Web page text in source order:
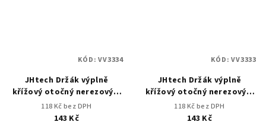
JHtech Držák výplně
křížový otočný nerezový o
průměru 12mm radius,
uzavřený
118 Kč bez DPH
143 Kč
KÓD:VV3334
JHtech Držák výplně
křížový otočný nerezový o
průměru 12mm radius.
otevřený
118 Kč bez DPH
143 Kč
KÓD:VV3333